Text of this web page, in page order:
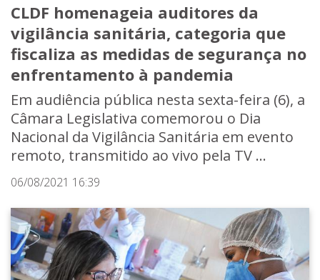
CLDF homenageia auditores da
vigilância sanitária, categoria que
fiscaliza as medidas de segurança no
enfrentamento à pandemia
Em audiência pública nesta sexta-feira (6), a
Câmara Legislativa comemorou o Dia
Nacional da Vigilância Sanitária em evento
remoto, transmitido ao vivo pela TV ...
06/08/2021 16:39